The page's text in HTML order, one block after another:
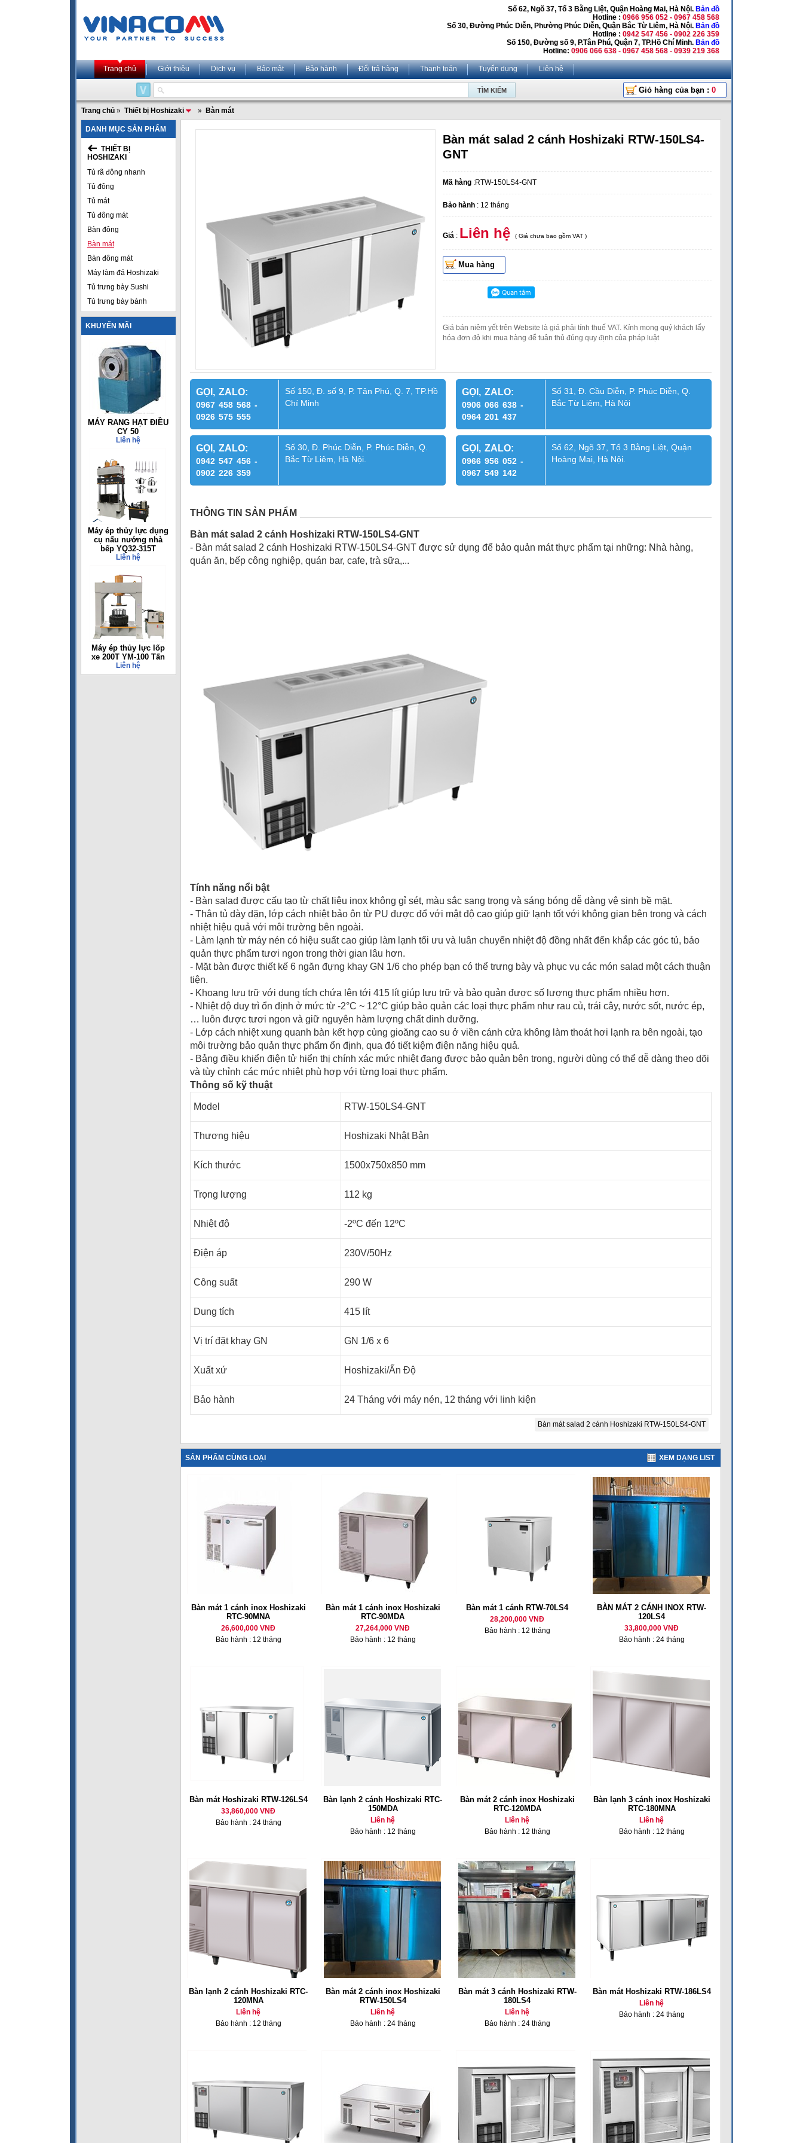
Số 62, Ngõ 37, Tổ 3 Bằng Liệt, Quận Hoàng Mai, Hà Nội. Bản đồ
Hotline : 0966 956 052 - 0967 458 568
Số 30, Đường Phúc Diễn, Phường Phúc Diễn, Quận Bắc Từ Liêm, Hà Nội. Bản đồ
Hotline : 0942 547 456 - 0902 226 359
Số 150, Đường số 9, P.Tân Phú, Quận 7, TP.Hồ Chí Minh. Bản đồ
Hotline: 0906 066 638 - 0967 458 568 - 0939 219 368
Trang chủ Giới thiệu Dịch vụ Bảo mật Bảo hành Đổi trả hàng Thanh toán Tuyển dụng Liên hệ
Giỏ hàng của bạn : 0
Trang chủ » Thiết bị Hoshizaki » Bàn mát
DANH MỤC SẢN PHẨM
THIẾT BỊ
HOSHIZAKI
Tủ rã đông nhanh
Tủ đông
Tủ mát
Tủ đông mát
Bàn đông
Bàn mát
Bàn đông mát
Máy làm đá Hoshizaki
Tủ trưng bày Sushi
Tủ trưng bày bánh
KHUYẾN MÃI
MÁY RANG HẠT ĐIỀU
CY 50
Liên hệ
Máy ép thủy lực dụng
cụ nấu nướng nhà
bếp YQ32-315T
Liên hệ
Máy ép thủy lực lốp
xe 200T YM-100 Tấn
Liên hệ
Bàn mát salad 2 cánh Hoshizaki RTW-150LS4-
GNT
Mã hàng :RTW-150LS4-GNT
Bảo hành : 12 tháng
Giá : Liên hệ ( Giá chưa bao gồm VAT )
Mua hàng
Giá bán niêm yết trên Website là giá phải tính thuế VAT. Kính mong quý khách lấy
hóa đơn đỏ khi mua hàng để tuân thủ đúng quy định của pháp luật
GỌI, ZALO:
0967 458 568 -
0926 575 555
Số 150, Đ. số 9, P. Tân Phú, Q. 7, TP.Hồ
Chí Minh
GỌI, ZALO:
0906 066 638 -
0964 201 437
Số 31, Đ. Cầu Diễn, P. Phúc Diễn, Q.
Bắc Từ Liêm, Hà Nội
GỌI, ZALO:
0942 547 456 -
0902 226 359
Số 30, Đ. Phúc Diễn, P. Phúc Diễn, Q.
Bắc Từ Liêm, Hà Nội.
GỌI, ZALO:
0966 956 052 -
0967 549 142
Số 62, Ngõ 37, Tổ 3 Bằng Liệt, Quận
Hoàng Mai, Hà Nội.
THÔNG TIN SẢN PHẨM
Bàn mát salad 2 cánh Hoshizaki RTW-150LS4-GNT
- Bàn mát salad 2 cánh Hoshizaki RTW-150LS4-GNT được sử dụng để bảo quản mát thực phẩm tại những: Nhà hàng,
quán ăn, bếp công nghiệp, quán bar, cafe, trà sữa,...
Tính năng nổi bật
- Bàn salad được cấu tạo từ chất liệu inox không gỉ sét, màu sắc sang trọng và sáng bóng dễ dàng vệ sinh bề mặt.
- Thân tủ dày dặn, lớp cách nhiệt bảo ôn từ PU được đổ với mật độ cao giúp giữ lạnh tốt với không gian bên trong và cách
nhiệt hiệu quả với môi trường bên ngoài.
- Làm lạnh từ máy nén có hiệu suất cao giúp làm lạnh tối ưu và luân chuyển nhiệt độ đồng nhất đến khắp các góc tủ, bảo
quản thực phẩm tươi ngon trong thời gian lâu hơn.
- Mặt bàn được thiết kế 6 ngăn đựng khay GN 1/6 cho phép bạn có thể trưng bày và phục vụ các món salad một cách thuận
tiện.
- Khoang lưu trữ với dung tích chứa lên tới 415 lít giúp lưu trữ và bảo quản được số lượng thực phẩm nhiều hơn.
- Nhiệt độ duy trì ổn định ở mức từ -2°C ~ 12°C giúp bảo quản các loại thực phẩm như rau củ, trái cây, nước sốt, nước ép,
… luôn được tươi ngon và giữ nguyên hàm lượng chất dinh dưỡng.
- Lớp cách nhiệt xung quanh bàn kết hợp cùng gioăng cao su ở viền cánh cửa không làm thoát hơi lạnh ra bên ngoài, tạo
môi trường bảo quản thực phẩm ổn định, qua đó tiết kiệm điện năng hiệu quả.
- Bảng điều khiển điện tử hiển thị chính xác mức nhiệt đang được bảo quản bên trong, người dùng có thể dễ dàng theo dõi
và tùy chỉnh các mức nhiệt phù hợp với từng loại thực phẩm.
Thông số kỹ thuật
Model RTW-150LS4-GNT
Thương hiệu Hoshizaki Nhật Bản
Kích thước 1500x750x850 mm
Trọng lượng 112 kg
Nhiệt độ -2ºC đến 12ºC
Điện áp 230V/50Hz
Công suất 290 W
Dung tích 415 lít
Vị trí đặt khay GN GN 1/6 x 6
Xuất xứ Hoshizaki/Ấn Độ
Bảo hành 24 Tháng với máy nén, 12 tháng với linh kiện
Bàn mát salad 2 cánh Hoshizaki RTW-150LS4-GNT
SẢN PHẨM CÙNG LOẠI XEM DẠNG LIST
Bàn mát 1 cánh inox Hoshizaki
RTC-90MNA
26,600,000 VNĐ
Bảo hành : 12 tháng
Bàn mát 1 cánh inox Hoshizaki
RTC-90MDA
27,264,000 VNĐ
Bảo hành : 12 tháng
Bàn mát 1 cánh RTW-70LS4
28,200,000 VNĐ
Bảo hành : 12 tháng
BÀN MÁT 2 CÁNH INOX RTW-
120LS4
33,800,000 VNĐ
Bảo hành : 24 tháng
Bàn mát Hoshizaki RTW-126LS4
33,860,000 VNĐ
Bảo hành : 24 tháng
Bàn lạnh 2 cánh Hoshizaki RTC-
150MDA
Liên hệ
Bảo hành : 12 tháng
Bàn mát 2 cánh inox Hoshizaki
RTC-120MDA
Liên hệ
Bảo hành : 12 tháng
Bàn lạnh 3 cánh inox Hoshizaki
RTC-180MNA
Liên hệ
Bảo hành : 12 tháng
Bàn lạnh 2 cánh Hoshizaki RTC-
120MNA
Liên hệ
Bảo hành : 12 tháng
Bàn mát 2 cánh inox Hoshizaki
RTW-150LS4
Liên hệ
Bảo hành : 24 tháng
Bàn mát 3 cánh Hoshizaki RTW-
180LS4
Liên hệ
Bảo hành : 24 tháng
Bàn mát Hoshizaki RTW-186LS4
Liên hệ
Bảo hành : 24 tháng